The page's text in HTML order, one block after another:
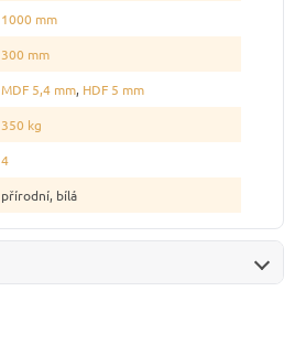
1000 mm
300 mm
MDF 5,4 mm, HDF 5 mm
350 kg
4
přírodní, bílá